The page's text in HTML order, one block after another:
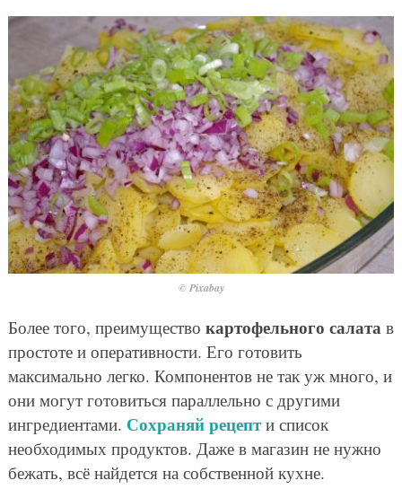
© Pixabay
Более того, преимущество картофельного салата в
простоте и оперативности. Его готовить
максимально легко. Компонентов не так уж много, и
они могут готовиться параллельно с другими
ингредиентами. Сохраняй рецепти список
необходимых продуктов. Даже в магазин не нужно
бежать, всё найдется на собственной кухне.